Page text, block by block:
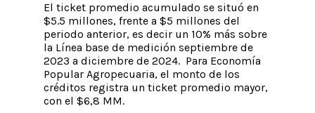
El ticket promedio acumulado se situó en
$5.5 millones, frente a $5 millones del
periodo anterior, es decir un 10% más sobre
la Línea base de medición septiembre de
2023 a diciembre de 2024. Para Economía
Popular Agropecuaria, el monto de los
créditos registra un ticket promedio mayor,
con el $6,8 MM.